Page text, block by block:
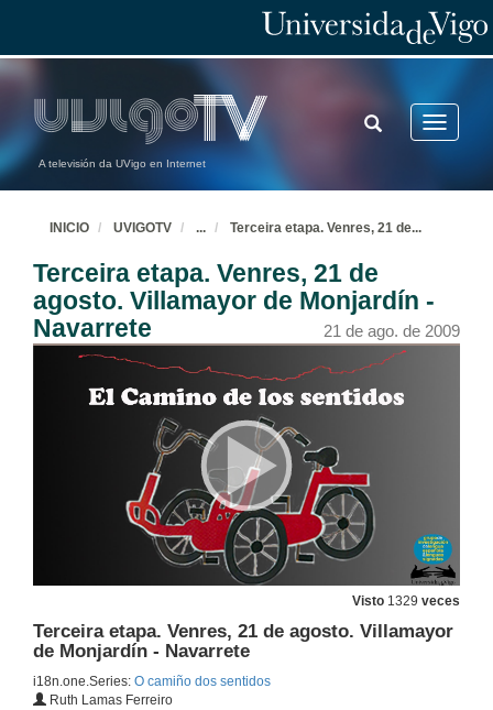
A televisión da UVigo en Internet
Toggle
TOGGLE
SEARCH
INICIO UVIGOTV ... Terceira etapa. Venres, 21 de...
Terceira etapa. Venres, 21 de
agosto. Villamayor de Monjardín -
Navarrete
21 de ago. de 2009
Visto 1329 veces
Terceira etapa. Venres, 21 de agosto. Villamayor
de Monjardín - Navarrete
i18n.one.Series: O camiño dos sentidos
Ruth Lamas Ferreiro
Prólogo
Introdución
18 de ago. de 2009
Preparativos. Martes, 18 de agosto
18 de ago. de 2012
Previo desplazamento a Roncesvalles, Navarra. Martes, 18 de agosto
18 de ago. de 2009
Preparativos. Mércores, 19 de agosto